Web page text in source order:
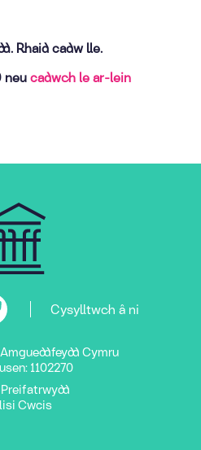
Rhaid cadw lle.
neucadwch le ar-lein
Cysylltwch â ni
Cymru
1102270
Cwcis